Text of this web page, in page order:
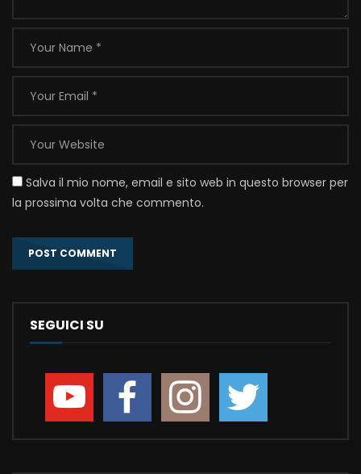
Salva il mio nome, email e sito web in questo browser per
la prossima volta che commento.
SEGUICI SU